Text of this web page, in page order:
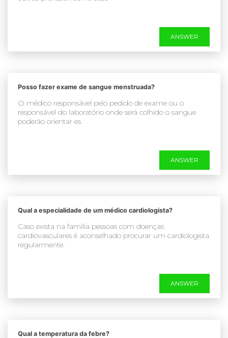
ANSWER
Posso fazer exame de sangue menstruada?
O médico responsável pelo pedido de exame ou o
responsável do laboratório onde será colhido o sangue
poderão orientar es
ANSWER
Qual a especialidade de um médico cardiologista?
Caso exista na família pessoas com doenças
cardiovasculares é aconselhado procurar um cardiologista
regularmente.
ANSWER
Qual a temperatura da febre?